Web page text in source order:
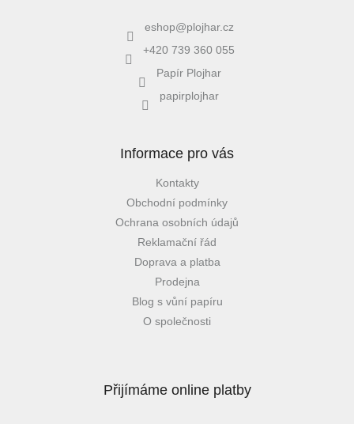
eshop@plojhar.cz
+420 739 360 055
Papír Plojhar
papirplojhar
Informace pro vás
Kontakty
Obchodní podmínky
Ochrana osobních údajů
Reklamační řád
Doprava a platba
Prodejna
Blog s vůní papíru
O společnosti
Přijímáme online platby